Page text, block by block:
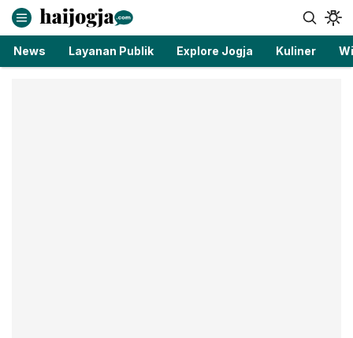
haijogja.com
Berita Jogja Terbaru dan Terkini
News Layanan Publik Explore Jogja Kuliner